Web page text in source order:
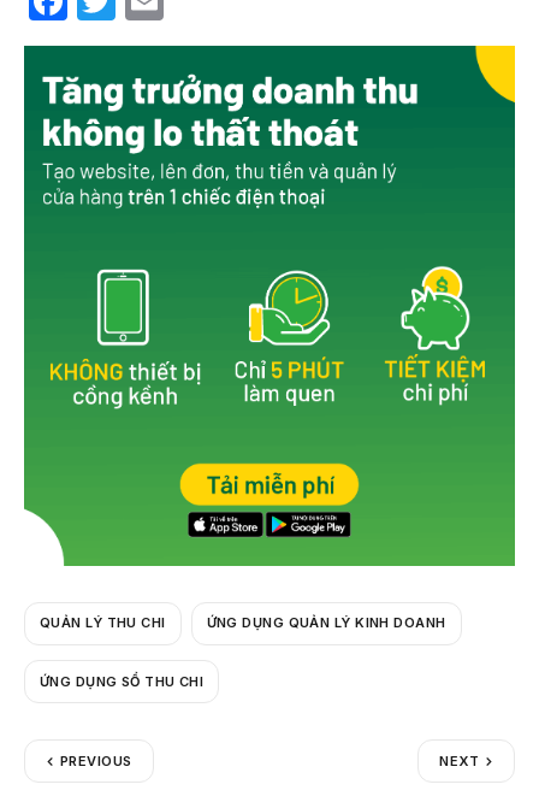
a
c
e
b
o
w
itt
er
m
ail
QUẢN LÝ THU CHI ỨNG DỤNG QUẢN LÝ KINH DOANH
ỨNG DỤNG SỔ THU CHI
PREVIOUS NEXT